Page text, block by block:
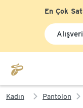
En Çok
Kadın Pantolon